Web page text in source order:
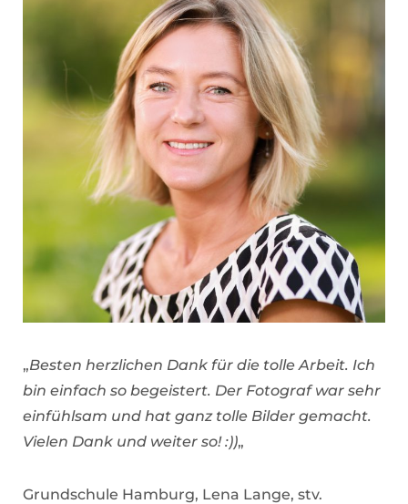
„Besten herzlichen Dank für die tolle Arbeit. Ich
bin einfach so begeistert. Der Fotograf war sehr
einfühlsam und hat ganz tolle Bilder gemacht.
Vielen Dank und weiter so! :))„
Grundschule Hamburg, Lena Lange, stv.